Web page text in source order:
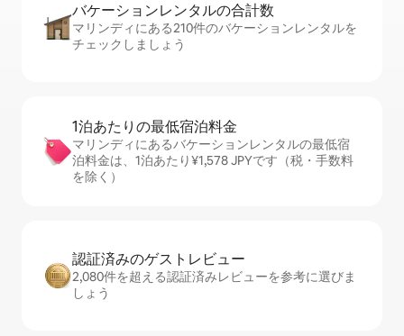
バケーションレ⁠ン⁠タ⁠ル⁠の合⁠計⁠数
マリンディにある210件のバケーションレンタルを
チェックしましょう
1泊あたりの最⁠低⁠宿⁠泊⁠料⁠金
マリンディにあるバケーションレンタルの最低宿
泊料金は、1泊あたり¥1,578 JPYです（税・手数料
を除く）
認証済みのゲ⁠ス⁠ト⁠レ⁠ビ⁠ュ⁠ー
2,080件を超える認証済みレビューを参考に選びま
しょう